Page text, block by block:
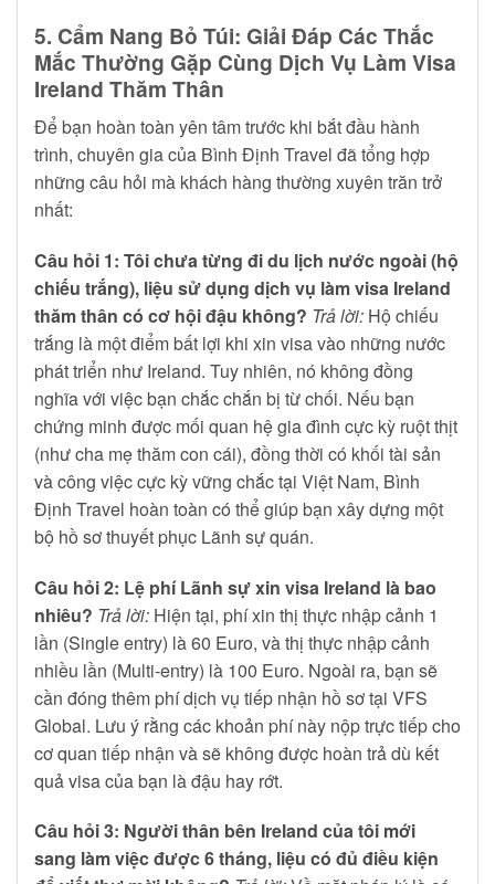
5. Cẩm Nang Bỏ Túi: Giải Đáp Các Thắc
Mắc Thường Gặp Cùng Dịch Vụ Làm Visa
Ireland Thăm Thân
Để bạn hoàn toàn yên tâm trước khi bắt đầu hành
trình, chuyên gia của Bình Định Travel đã tổng hợp
những câu hỏi mà khách hàng thường xuyên trăn trở
nhất:
Câu hỏi 1: Tôi chưa từng đi du lịch nước ngoài (hộ
chiếu trắng), liệu sử dụng dịch vụ làm visa Ireland
thăm thân có cơ hội đậu không? Trả lời: Hộ chiếu
trắng là một điểm bất lợi khi xin visa vào những nước
phát triển như Ireland. Tuy nhiên, nó không đồng
nghĩa với việc bạn chắc chắn bị từ chối. Nếu bạn
chứng minh được mối quan hệ gia đình cực kỳ ruột thịt
(như cha mẹ thăm con cái), đồng thời có khối tài sản
và công việc cực kỳ vững chắc tại Việt Nam, Bình
Định Travel hoàn toàn có thể giúp bạn xây dựng một
bộ hồ sơ thuyết phục Lãnh sự quán.
Câu hỏi 2: Lệ phí Lãnh sự xin visa Ireland là bao
nhiêu? Trả lời: Hiện tại, phí xin thị thực nhập cảnh 1
lần (Single entry) là 60 Euro, và thị thực nhập cảnh
nhiều lần (Multi-entry) là 100 Euro. Ngoài ra, bạn sẽ
cần đóng thêm phí dịch vụ tiếp nhận hồ sơ tại VFS
Global. Lưu ý rằng các khoản phí này nộp trực tiếp cho
cơ quan tiếp nhận và sẽ không được hoàn trả dù kết
quả visa của bạn là đậu hay rớt.
Câu hỏi 3: Người thân bên Ireland của tôi mới
sang làm việc được 6 tháng, liệu có đủ điều kiện